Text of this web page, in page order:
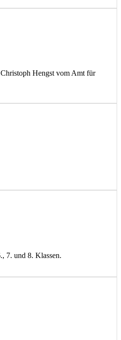
Hengst vom Amt für
7. und 8. Klassen.